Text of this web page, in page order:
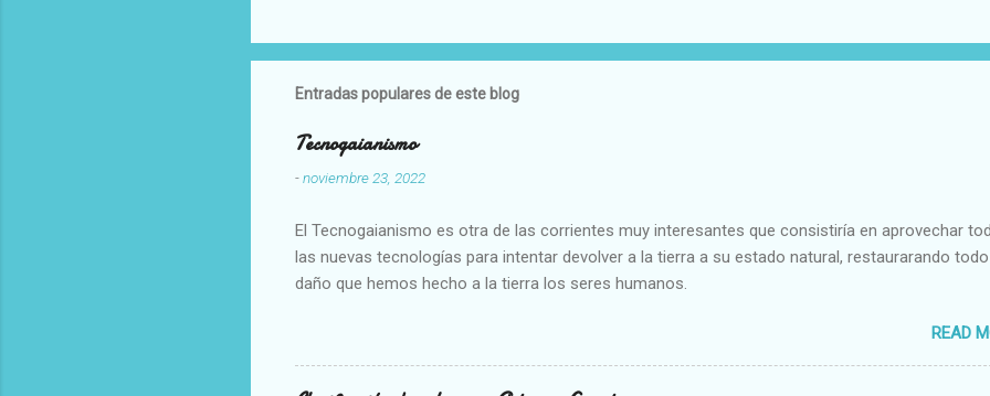
Entradas populares de este blog
Tecnogaianismo
-noviembre 23, 2022
El Tecnogaianismo es otra de las corrientes muy interesantes que consistiría en aprovechar
las nuevas tecnologías para intentar devolver a la tierra a su estado natural, restaurarando
daño que hemos hecho a la tierra los seres humanos.
READ